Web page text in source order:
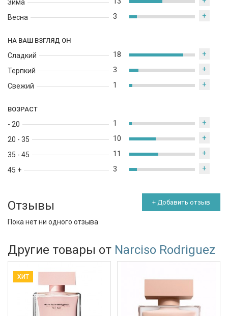
Зима
Весна
3 +
НА ВАШ ВЗГЛЯД ОН
Сладкий
Терпкий
Свежий
18 +
3 +
1 +
ВОЗРАСТ
- 20
20 - 35
35 - 45
45 +
1 +
10 +
11 +
3 +
Отзывы + Добавить отзыв
Пока нет ни одного отзыва
Другие товары от Narciso Rodriguez
ХИТ